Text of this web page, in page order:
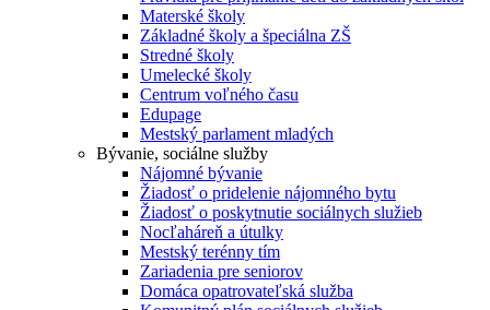
Materské školy
Základné školy a špeciálna ZŠ
Stredné školy
Umelecké školy
Centrum voľného času
Edupage
Mestský parlament mladých
Bývanie, sociálne služby
Nájomné bývanie
Žiadosť o pridelenie nájomného bytu
Žiadosť o poskytnutie sociálnych služieb
Nocľaháreň a útulky
Mestský terénny tím
Zariadenia pre seniorov
Domáca opatrovateľská služba